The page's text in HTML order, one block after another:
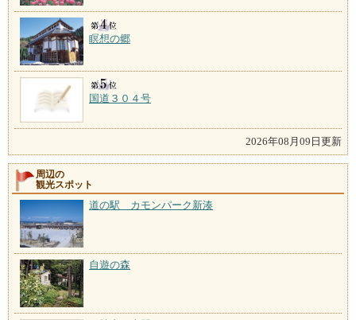
瞑想の郷
国道３０４号
2026年08月09日更新
周辺の
観光スポット
道の駅 カモンパーク新湊
自遊の森